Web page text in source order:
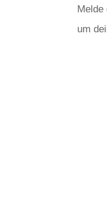
um